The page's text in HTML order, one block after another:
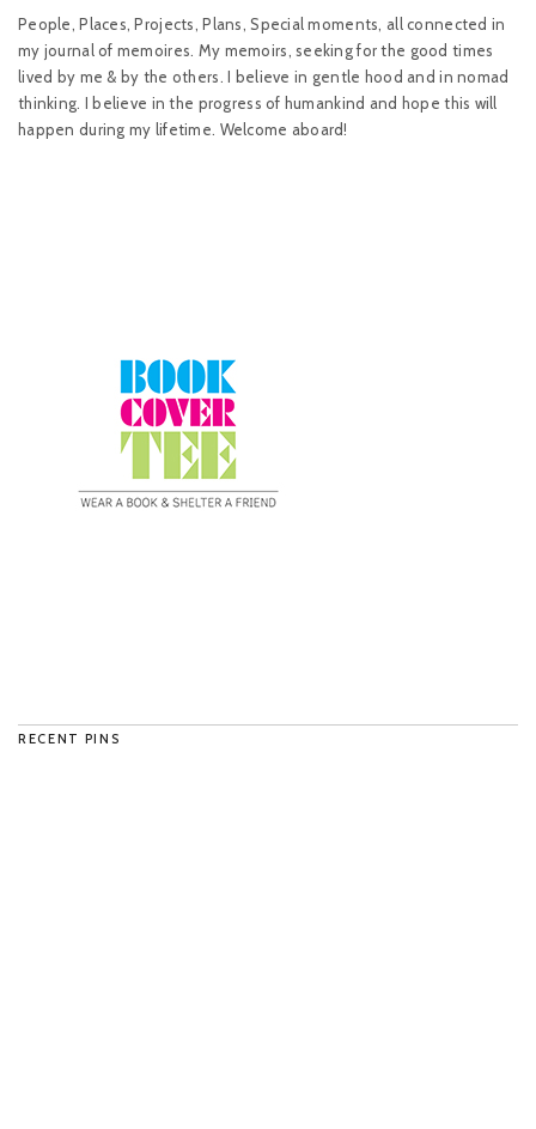
People, Places, Projects, Plans, Special moments, all connected in
my journal of memoires. My memoirs, seeking for the good times
lived by me & by the others. I believe in gentle hood and in nomad
thinking. I believe in the progress of humankind and hope this will
happen during my lifetime. Welcome aboard!
RECENT PINS